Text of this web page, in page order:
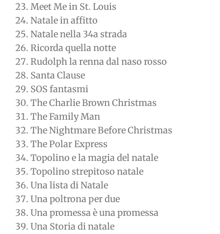
Meet Me in St. Louis
Natale in affitto
Natale nella 34a strada
Ricorda quella notte
Rudolph la renna dal naso rosso
Santa Clause
SOS fantasmi
The Charlie Brown Christmas
The Family Man
The Nightmare Before Christmas
The Polar Express
Topolino e la magia del natale
Topolino strepitoso natale
Una lista di Natale
Una poltrona per due
Una promessa è una promessa
Una Storia di natale